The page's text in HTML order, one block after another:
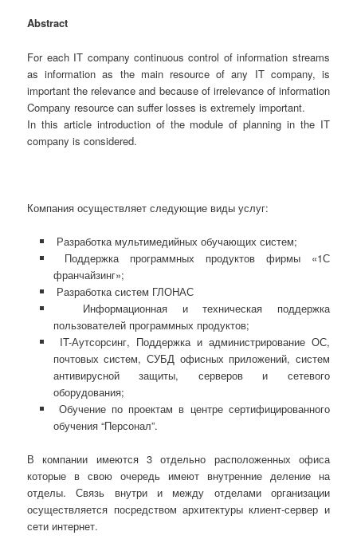
Abstract
For each IT company continuous control of information streams
as information as the main resource of any IT company, is
important the relevance and because of irrelevance of information
Company resource can suffer losses is extremely important.
In this article introduction of the module of planning in the IT
company is considered.
Компания осуществляет следующие виды услуг:
Разработка мультимедийных обучающих систем;
Поддержка программных продуктов фирмы «1С
франчайзинг»;
Разработка систем ГЛОНАС
Информационная и техническая поддержка
пользователей программных продуктов;
IT-Аутсорсинг, Поддержка и администрирование ОС,
почтовых систем, СУБД офисных приложений, систем
антивирусной защиты, серверов и сетевого
оборудования;
Обучение по проектам в центре сертифицированного
обучения “Персонал”.
В компании имеются 3 отдельно расположенных офиса
которые в свою очередь имеют внутренние деление на
отделы. Связь внутри и между отделами организации
осуществляется посредством архитектуры клиент-сервер и
сети интернет.